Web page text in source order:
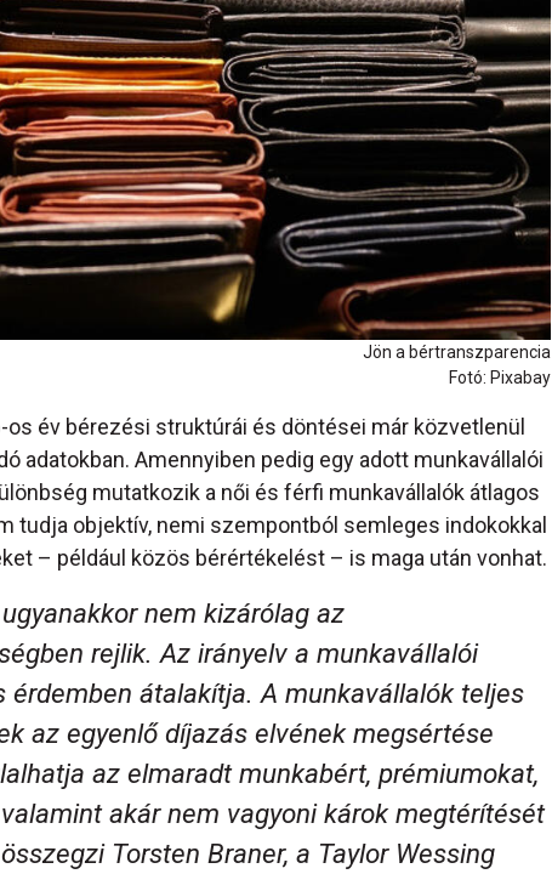
Jön a bértranszparencia
Fotó: Pixabay
os év bérezési struktúrái és döntései már közvetlenül
adatokban. Amennyiben pedig egy adott munkavállalói
mutatkozik a női és férfi munkavállalók átlagos
tudja objektív, nemi szempontból semleges indokokkal
– például közös bérértékelést – is maga után vonhat.
nem kizárólag az
rejlik. Az irányelv a munkavállalói
érdemben átalakítja. A munkavállalók teljes
az egyenlő díjazás elvének megsértése
az elmaradt munkabért, prémiumokat,
akár nem vagyoni károk megtérítését
Torsten Braner, a Taylor Wessing